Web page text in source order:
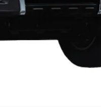
ض
د